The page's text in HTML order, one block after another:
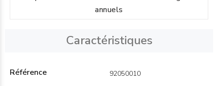
annuels
Caractéristiques
Référence 92050010